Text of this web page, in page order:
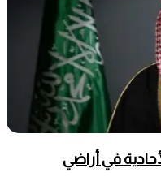
في أراضي